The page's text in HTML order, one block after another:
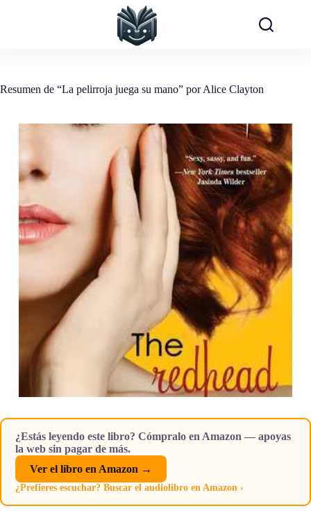
Resumen de “La pelirroja juega su mano” por Alice Clayton
¿Estás leyendo este libro? Cómpralo en Amazon — apoyas
la web sin pagar de más.
Ver el libro en Amazon →
¿Prefieres escuchar? Buscar el audiolibro en Amazon ›